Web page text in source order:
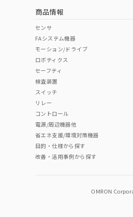
中国 RoHS表
Pb Hg
"対応済み"や非含有の記載がさ
非含有品が必要な際は、弊社営
商品情報
センサ
FAシステム機器
モーション/ドライブ
ロボティクス
セーフティ
検査装置
スイッチ
リレー
コントロール
電源/周辺機器他
省エネ支援/環境対策機器
目的・仕様から探す
改善・活用事例から探す
OMRON